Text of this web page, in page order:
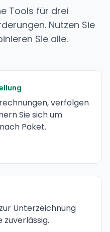
Tools für drei
Nutzen Sie
Sie alle.
verfolgen
Sie sich um
Paket.
Unterzeichnung
zuverlässig.